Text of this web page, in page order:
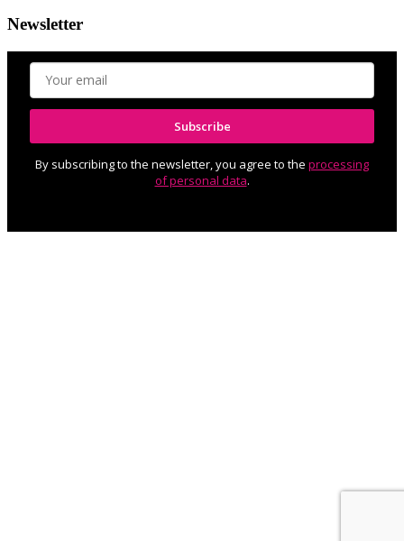
Newsletter
Subscribe
By subscribing to the newsletter, you agree to the processing
of personal data.